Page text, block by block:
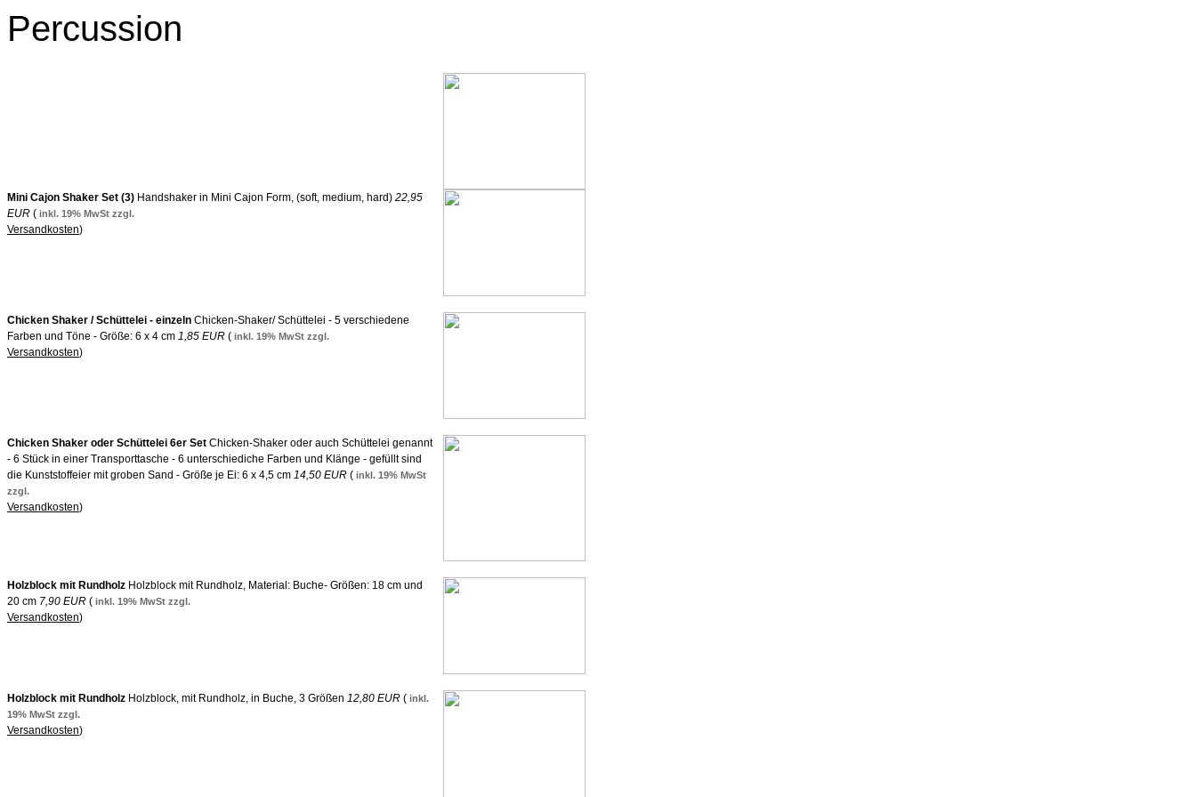
Percussion
Mini Cajon Shaker Set (3) Handshaker in Mini Cajon Form, (soft, medium, hard) 22,95
EUR ( inkl. 19% MwSt zzgl.
Versandkosten)
Chicken Shaker / Schüttelei - einzeln Chicken-Shaker/ Schüttelei - 5 verschiedene
Farben und Töne - Größe: 6 x 4 cm 1,85 EUR ( inkl. 19% MwSt zzgl.
Versandkosten)
Chicken Shaker oder Schüttelei 6er Set Chicken-Shaker oder auch Schüttelei genannt
- 6 Stück in einer Transporttasche - 6 unterschiediche Farben und Klänge - gefüllt sind
die Kunststoffeier mit groben Sand - Größe je Ei: 6 x 4,5 cm 14,50 EUR ( inkl. 19% MwSt
zzgl.
Versandkosten)
Holzblock mit Rundholz Holzblock mit Rundholz, Material: Buche- Größen: 18 cm und
20 cm 7,90 EUR ( inkl. 19% MwSt zzgl.
Versandkosten)
Holzblock mit Rundholz Holzblock, mit Rundholz, in Buche, 3 Größen 12,80 EUR ( inkl.
19% MwSt zzgl.
Versandkosten)